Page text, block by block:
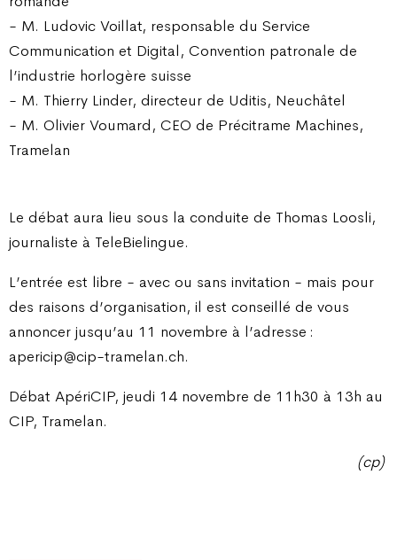
- M. Ludovic Voillat, responsable du Service
Communication et Digital, Convention patronale de
l’industrie horlogère suisse
- M. Thierry Linder, directeur de Uditis, Neuchâtel
- M. Olivier Voumard, CEO de Précitrame Machines,
Tramelan
Le débat aura lieu sous la conduite de Thomas Loosli,
journaliste à TeleBielingue.
L’entrée est libre - avec ou sans invitation - mais pour
des raisons d’organisation, il est conseillé de vous
annoncer jusqu’au 11 novembre à l’adresse :
apericip@cip-tramelan.ch.
Débat ApériCIP, jeudi 14 novembre de 11h30 à 13h au
CIP, Tramelan.
(cp)